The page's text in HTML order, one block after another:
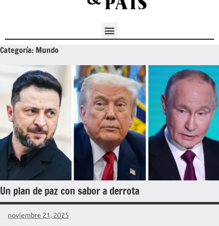
Categoría: Mundo
Un plan de paz con sabor a derrota
noviembre 21, 2025
La